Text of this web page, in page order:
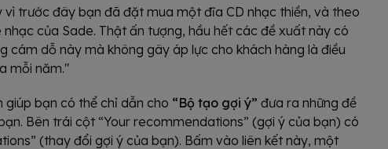
trước đây bạn đã đặt mua một đĩa CD nhạc thiền, và theo
của Sade. Thật ấn tượng, hầu hết các đề xuất này có
cám dỗ này mà không gây áp lực cho khách hàng là điều
mỗi năm."
giúp bạn có thể chỉ dẫn cho “Bộ tạo gợi ý” đưa ra những đề
Bên trái cột “Your recommendations” (gợi ý của bạn) có
(thay đổi gợi ý của bạn). Bấm vào liên kết này, một